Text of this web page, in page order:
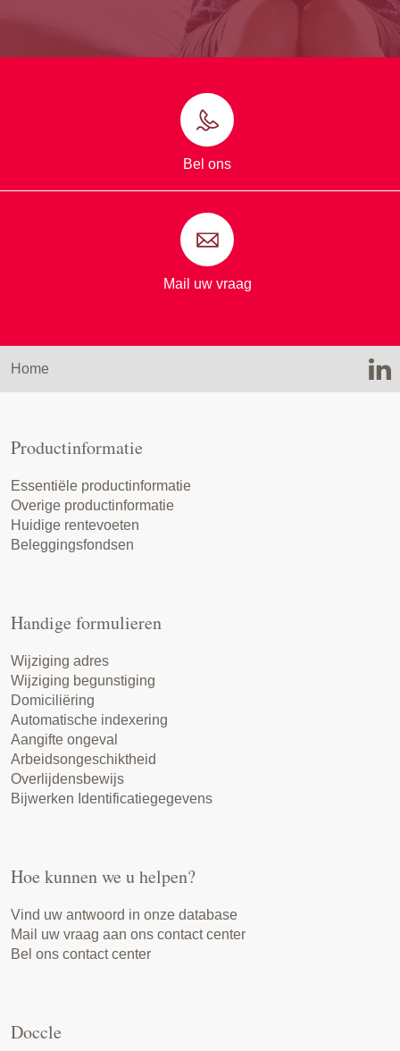
Bel ons
Mail uw vraag
Home
Productinformatie
Essentiële productinformatie
Overige productinformatie
Huidige rentevoeten
Beleggingsfondsen
Handige formulieren
Wijziging adres
Wijziging begunstiging
Domiciliëring
Automatische indexering
Aangifte ongeval
Arbeidsongeschiktheid
Overlijdensbewijs
Bijwerken Identificatiegegevens
Hoe kunnen we u helpen?
Vind uw antwoord in onze database
Mail uw vraag aan ons contact center
Bel ons contact center
Doccle